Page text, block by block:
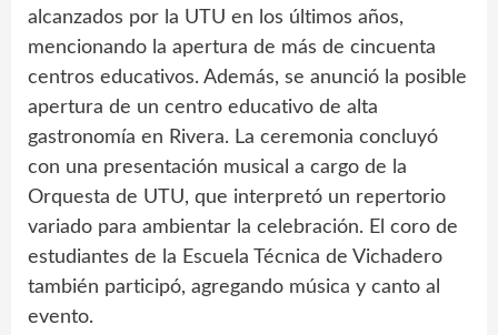
alcanzados por la UTU en los últimos años,
mencionando la apertura de más de cincuenta
centros educativos. Además, se anunció la posible
apertura de un centro educativo de alta
gastronomía en Rivera. La ceremonia concluyó
con una presentación musical a cargo de la
Orquesta de UTU, que interpretó un repertorio
variado para ambientar la celebración. El coro de
estudiantes de la Escuela Técnica de Vichadero
también participó, agregando música y canto al
evento.